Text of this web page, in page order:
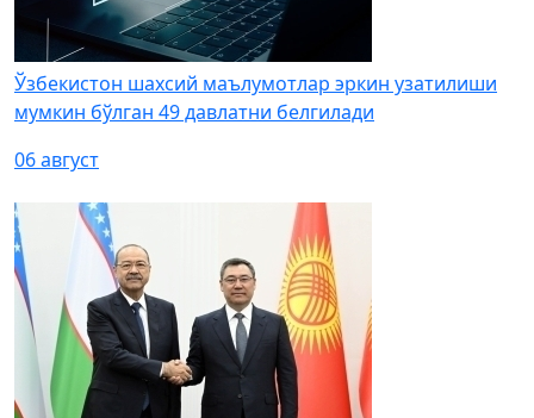
Ўзбекистон шахсий маълумотлар эркин узатилиши
мумкин бўлган 49 давлатни белгилади
06 август